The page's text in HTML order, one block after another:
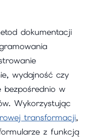
dokumentacji
wydajność czy
bezpośrednio w
Wykorzystując
transformacji,
z funkcją